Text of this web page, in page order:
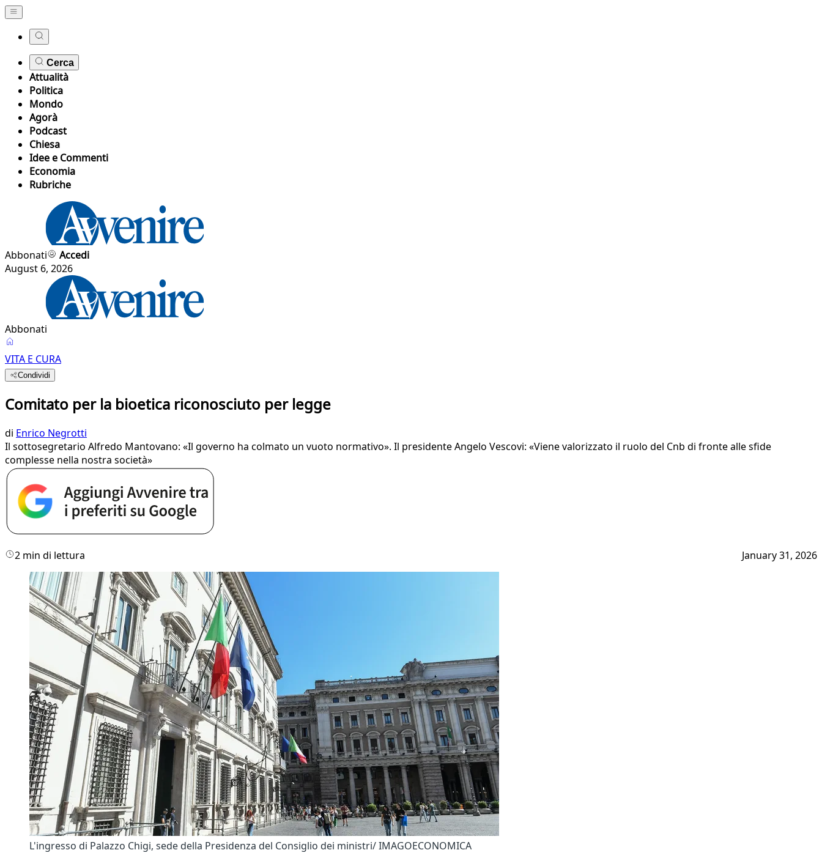
Cerca
Attualità
Politica
Mondo
Agorà
Podcast
Chiesa
Idee e Commenti
Economia
Rubriche
Abbonati
Accedi
August 6, 2026
Abbonati
VITA E CURA
Condividi
Comitato per la bioetica riconosciuto per legge
di Enrico Negrotti
Il sottosegretario Alfredo Mantovano: «Il governo ha colmato un vuoto normativo». Il presidente Angelo Vescovi: «Viene valorizzato il ruolo del Cnb di fronte alle sfide
complesse nella nostra società»
2 min di lettura January 31, 2026
L'ingresso di Palazzo Chigi, sede della Presidenza del Consiglio dei ministri/ IMAGOECONOMICA